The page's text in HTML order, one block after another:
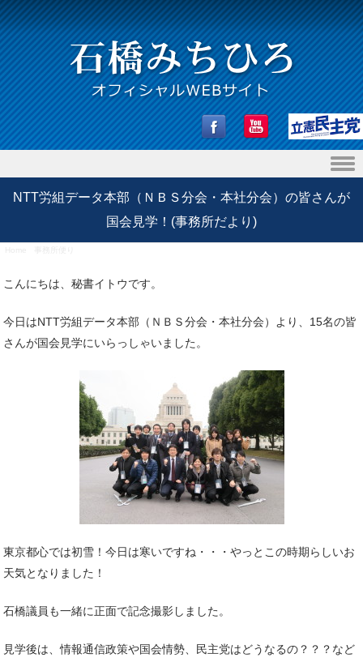
Skip to content
NTT労組データ本部（ＮＢＳ分会・本社分会）の皆さんが
国会見学！(事務所だより)
こんにちは、秘書イトウです。
今日はNTT労組データ本部（ＮＢＳ分会・本社分会）より、15名の皆
さんが国会見学にいらっしゃいました。
東京都心では初雪！今日は寒いですね・・・やっとこの時期らしいお
天気となりました！
石橋議員も一緒に正面で記念撮影しました。
見学後は、情報通信政策や国会情勢、民主党はどうなるの？？？など